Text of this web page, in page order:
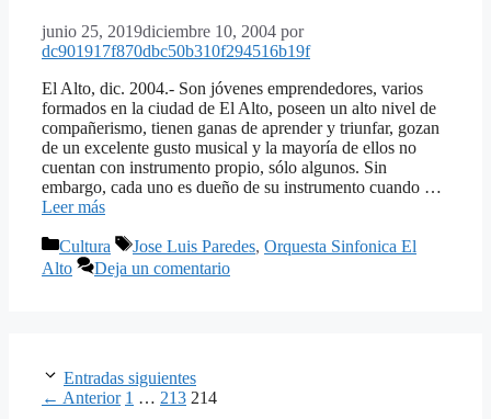
junio 25, 2019diciembre 10, 2004 por
dc901917f870dbc50b310f294516b19f
El Alto, dic. 2004.- Son jóvenes emprendedores, varios
formados en la ciudad de El Alto, poseen un alto nivel de
compañerismo, tienen ganas de aprender y triunfar, gozan
de un excelente gusto musical y la mayoría de ellos no
cuentan con instrumento propio, sólo algunos. Sin
embargo, cada uno es dueño de su instrumento cuando …
Leer más
Categorías
Cultura Etiquetas
Jose Luis Paredes, Orquesta Sinfonica El
Alto
Deja un comentario
Entradas siguientes
← Anterior Página
1 … Página
213 Página
214